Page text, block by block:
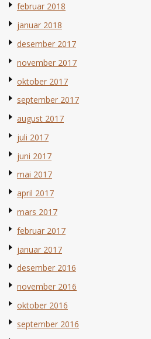
februar 2018
januar 2018
desember 2017
november 2017
oktober 2017
september 2017
august 2017
juli 2017
juni 2017
mai 2017
april 2017
mars 2017
februar 2017
januar 2017
desember 2016
november 2016
oktober 2016
september 2016